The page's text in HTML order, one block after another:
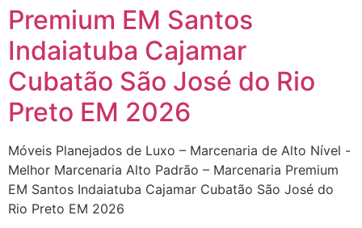
Premium EM Santos
Indaiatuba Cajamar
Cubatão São José do Rio
Preto EM 2026
Móveis Planejados de Luxo – Marcenaria de Alto Nível -
Melhor Marcenaria Alto Padrão – Marcenaria Premium
EM Santos Indaiatuba Cajamar Cubatão São José do
Rio Preto EM 2026